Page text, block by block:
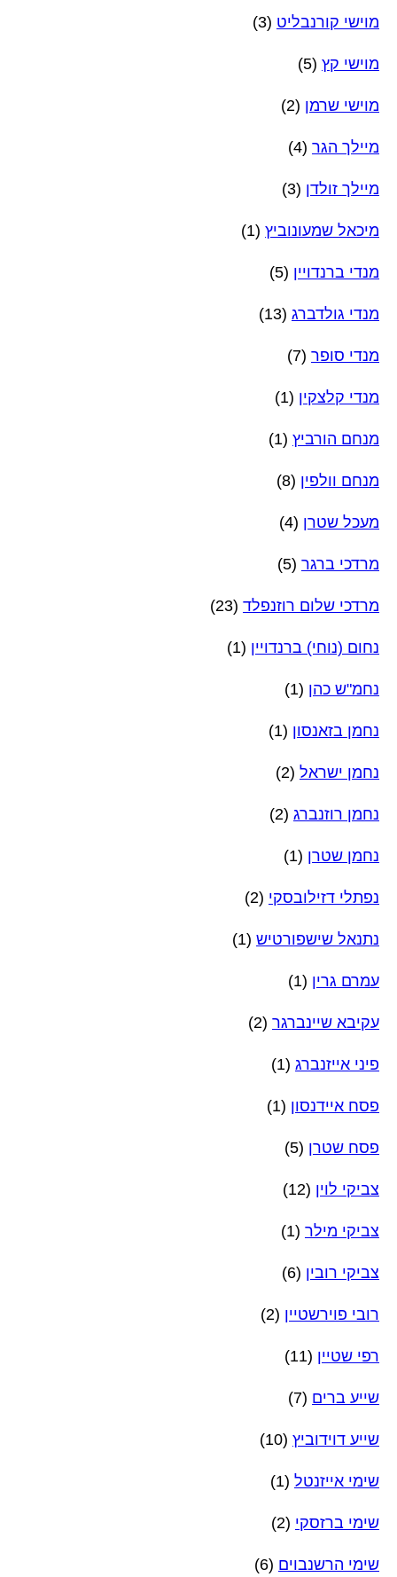
מוישי קורנבליט (3)
מוישי קץ (5)
מוישי שרמן (2)
מיילך הגר (4)
מיילך זולדן (3)
מיכאל שמעונוביץ (1)
מנדי ברנדויין (5)
מנדי גולדברג (13)
מנדי סופר (7)
מנדי קלצקין (1)
מנחם הורביץ (1)
מנחם וולפין (8)
מעכל שטרן (4)
מרדכי ברגר (5)
מרדכי שלום רוזנפלד (23)
נחום (נוחי) ברנדויין (1)
נחמ"ש כהן (1)
נחמן בזאנסון (1)
נחמן ישראל (2)
נחמן רוזנברג (2)
נחמן שטרן (1)
נפתלי דזילובסקי (2)
נתנאל שישפורטיש (1)
עמרם גרין (1)
עקיבא שיינברגר (2)
פיני אייזנברג (1)
פסח איידנסון (1)
פסח שטרן (5)
צביקי לוין (12)
צביקי מילר (1)
צביקי רובין (6)
רובי פוירשטיין (2)
רפי שטיין (11)
שייע ברים (7)
שייע דוידוביץ (10)
שימי אייזנטל (1)
שימי ברזסקי (2)
שימי הרשנבוים (6)